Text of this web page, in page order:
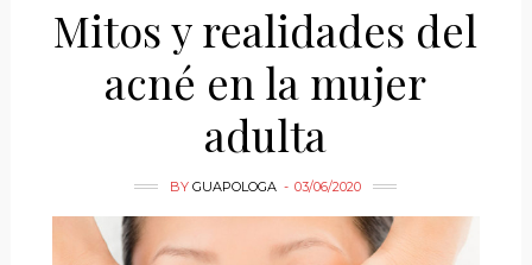
Mitos y realidades del
acné en la mujer
adulta
BYGUAPOLOGA 03/06/2020